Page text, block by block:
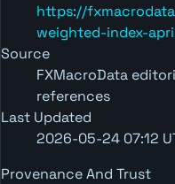
https://
weighted-index-
Source
FXMacroData
references
Last Updated
2026-05-24 07:12
Provenance And Trust